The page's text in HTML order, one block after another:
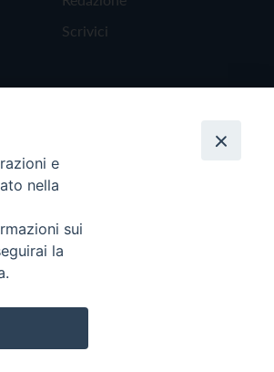
Scrivici
e
nella
sui
la